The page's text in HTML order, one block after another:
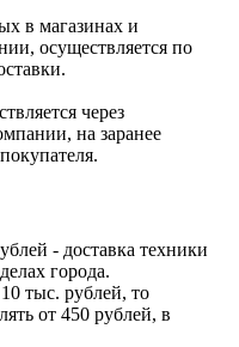
в магазинах и
осуществляется по
через
на заранее
- доставка техники
города.
тыс. рублей, то
от 450 рублей, в